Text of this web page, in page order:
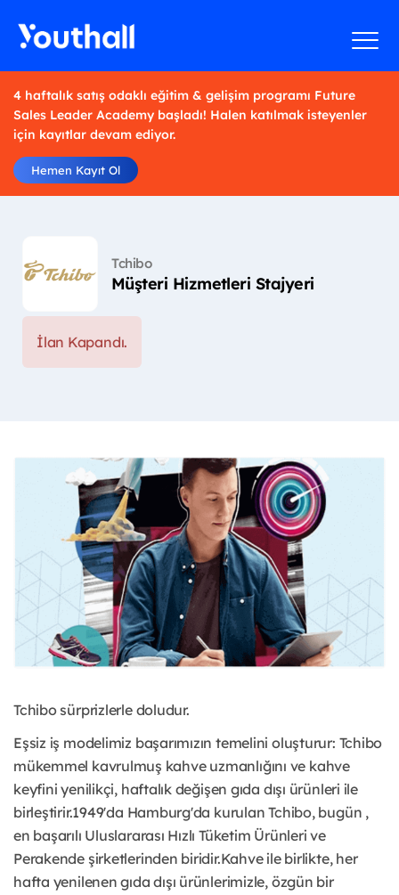
4 haftalık satış odaklı eğitim & gelişim programı Future
Sales Leader Academy başladı! Halen katılmak isteyenler
için kayıtlar devam ediyor.
Hemen Kayıt Ol
Tchibo
Müşteri Hizmetleri Stajyeri
İlan Kapandı.
Tchibo sürprizlerle doludur.
Eşsiz iş modelimiz başarımızın temelini oluşturur: Tchibo
mükemmel kavrulmuş kahve uzmanlığını ve kahve
keyfini yenilikçi, haftalık değişen gıda dışı ürünleri ile
birleştirir.1949'da Hamburg'da kurulan Tchibo, bugün ,
en başarılı Uluslararası Hızlı Tüketim Ürünleri ve
Perakende şirketlerinden biridir.Kahve ile birlikte, her
hafta yenilenen gıda dışı ürünlerimizle, özgün bir